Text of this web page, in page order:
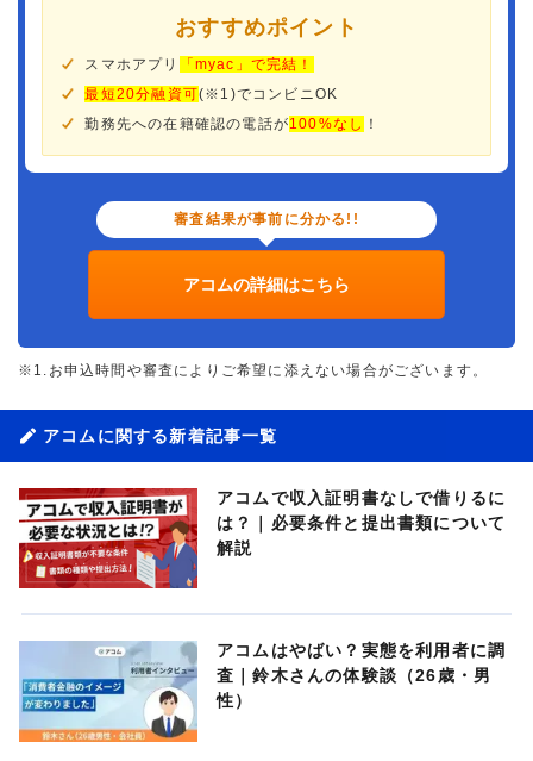
おすすめポイント
スマホアプリ
「myac」で完結！
最短20分融資可(※1)でコンビニOK
勤務先への在籍確認の電話が100%なし ！
審査結果が事前に分かる!!
アコムの詳細はこちら
※1.お申込時間や審査によりご希望に添えない場合がございます。
アコムに関する新着記事一覧
アコムで収入証明書なしで借りるに
は？｜必要条件と提出書類について
解説
アコムはやばい？実態を利用者に調
査｜鈴木さんの体験談（26歳・男
性）